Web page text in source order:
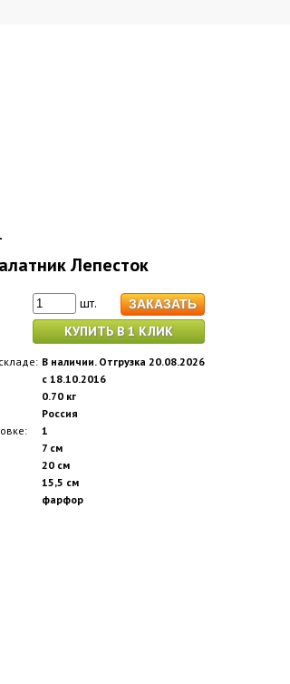
Лепесток
шт.
КУПИТЬ В 1 КЛИК
В наличии. Отгрузка 20.08.2026
с 18.10.2016
0.70 кг
Россия
1
7 см
20 см
15,5 см
фарфор